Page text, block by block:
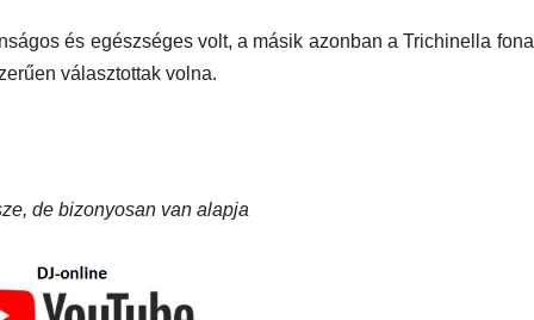
és egészséges volt, a másik azonban a Trichinella
választottak volna.
de bizonyosan van alapja